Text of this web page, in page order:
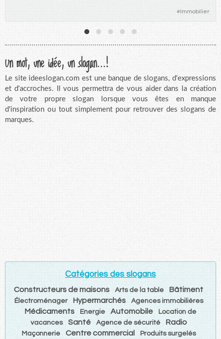
#Immobilier
Un mot, une idée, un slogan...!
Le site ideeslogan.com est une banque de slogans, d'expressions
et d'accroches. Il vous permettra de vous aider dans la création
de votre propre slogan lorsque vous êtes en manque
d'inspiration ou tout simplement pour retrouver des slogans de
marques.
Catégories des slogans
Constructeurs de maisons Arts de la table Bâtiment
Électroménager Hypermarchés Agences immobilières
Médicaments Energie Automobile
Location de
vacances
Santé Agence de sécurité Radio
Maçonnerie Centre commercial Produits surgelés